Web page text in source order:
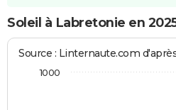
Soleil à Labretonie en
Source : Linternaute.com
1000